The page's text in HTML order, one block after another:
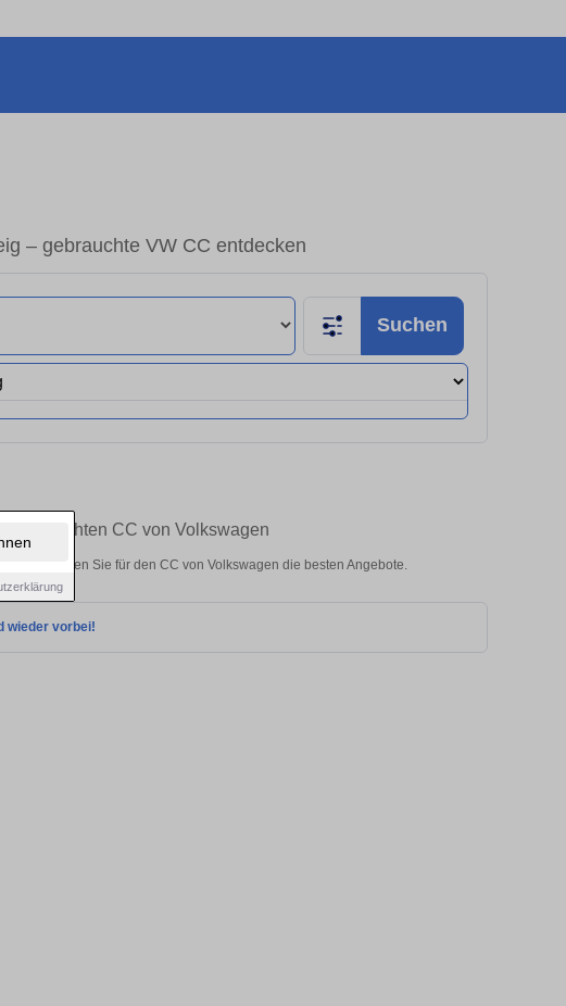
– gebrauchte VW CC entdecken
Suchen
gebrauchten CC von Volkswagen
Hier finden Sie für den CC von Volkswagen die besten Angebote.
wieder vorbei!